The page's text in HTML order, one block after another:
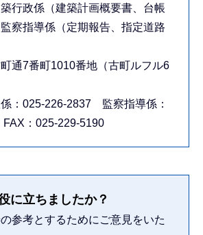
行政係（建築計画概要書、台帳
察指導係（定期報告、指定道路
通7番町1010番地（古町ルフル6
：025-226-2837 監察指導係：
：025-229-5190
に立ちましたか？
参考とするためにご意見をいた